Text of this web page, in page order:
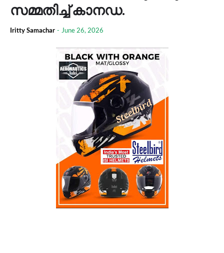
സമ്മതിച്ച് കാനഡ.
Iritty Samachar - June 26, 2026